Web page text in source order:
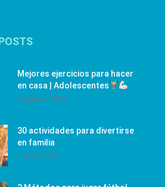
Mejores ejercicios para hacer
en casa | Adolescentes
12 agosto, 2024
30 actividades para divertirse
en familia
25 julio, 2019